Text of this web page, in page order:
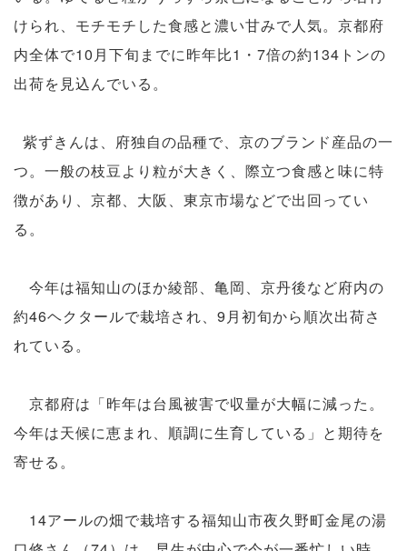
けられ、モチモチした食感と濃い甘みで人気。京都府
内全体で10月下旬までに昨年比1・7倍の約134トンの
出荷を見込んでいる。
紫ずきんは、府独自の品種で、京のブランド産品の一
つ。一般の枝豆より粒が大きく、際立つ食感と味に特
徴があり、京都、大阪、東京市場などで出回ってい
る。
今年は福知山のほか綾部、亀岡、京丹後など府内の
約46ヘクタールで栽培され、9月初旬から順次出荷さ
れている。
京都府は「昨年は台風被害で収量が大幅に減った。
今年は天候に恵まれ、順調に生育している」と期待を
寄せる。
14アールの畑で栽培する福知山市夜久野町金尾の湯